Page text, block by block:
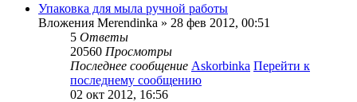
Упаковка для мыла ручной работы
Вложения Merendinka » 28 фев 2012, 00:51
5 Ответы
20560 Просмотры
Последнее сообщение Askorbinka Перейти к
последнему сообщению
02 окт 2012, 16:56